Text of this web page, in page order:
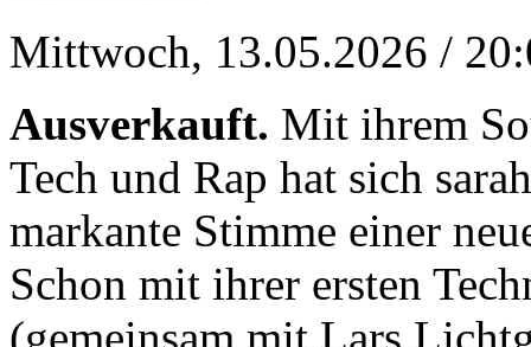
Mittwoch, 13.05.2026 /
Ausverkauft. Mit ihrem
Tech und Rap hat sich
markante Stimme einer
Schon mit ihrer ersten
(gemeinsam mit Lars